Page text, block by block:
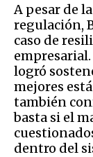
A pesar de
regulación,
caso de
empresarial.
logró
mejores
también
basta si el
dentro del